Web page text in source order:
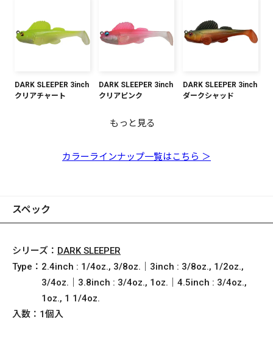
DARK SLEEPER 3inch
クリアチャート
DARK SLEEPER 3inch
クリアピンク
DARK SLEEPER 3inch
ダークシャッド
もっと見る
カラーラインナップ一覧はこちら ＞
スペック
シリーズ： DARK SLEEPER
Type： 2.4inch : 1/4oz., 3/8oz.｜3inch : 3/8oz., 1/2oz.,
3/4oz.｜3.8inch : 3/4oz., 1oz.｜4.5inch : 3/4oz.,
1oz., 1 1/4oz.
入数： 1個入